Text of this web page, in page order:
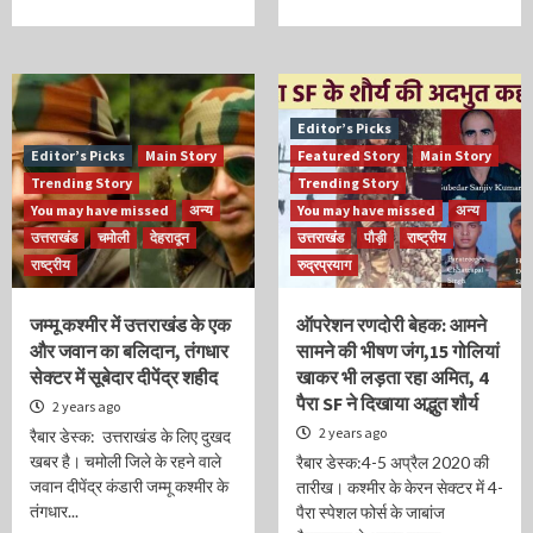
Editor’s Picks
Main Story
Trending Story
You may have missed
अन्य
उत्तराखंड
चमोली
देहरादून
राष्ट्रीय
जम्मू कश्मीर में उत्तराखंड के एक
और जवान का बलिदान, तंगधार
सेक्टर में सूबेदार दीपेंद्र शहीद
2 years ago
रैबार डेस्क: उत्तराखंड के लिए दुखद
खबर है। चमोली जिले के रहने वाले
जवान दीपेंद्र कंडारी जम्मू कश्मीर के
तंगधार...
Editor’s Picks
Featured Story
Main Story
Trending Story
You may have missed
अन्य
उत्तराखंड
पौड़ी
राष्ट्रीय
रुद्रप्रयाग
ऑपरेशन रणदोरी बेहक: आमने
सामने की भीषण जंग,15 गोलियां
खाकर भी लड़ता रहा अमित, 4
पैरा SF ने दिखाया अद्भुत शौर्य
2 years ago
रैबार डेस्क:4-5 अप्रैल 2020 की
तारीख। कश्मीर के केरन सेक्टर में 4-
पैरा स्पेशल फोर्स के जाबांज